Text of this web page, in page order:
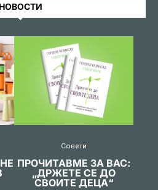
НОВОСТИ
Совети
ПРОЧИТАВМЕ ЗА ВАС:
„ДРЖЕТЕ СЕ ДО
СВОИТЕ ДЕЦА“